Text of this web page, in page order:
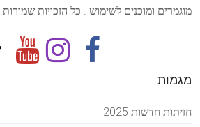
מוגמרים ומוכנים לשימוש . כל הזכויות שמורות.
מגמות
חזיתות חדשות 2025